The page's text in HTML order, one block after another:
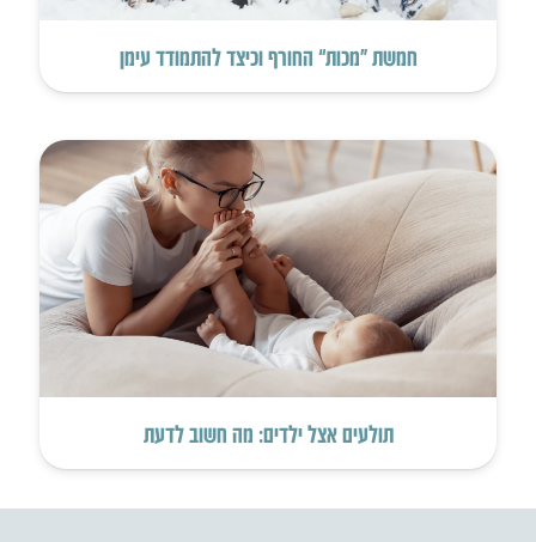
חמשת “מכות” החורף וכיצד להתמודד עימן
תולעים אצל ילדים: מה חשוב לדעת